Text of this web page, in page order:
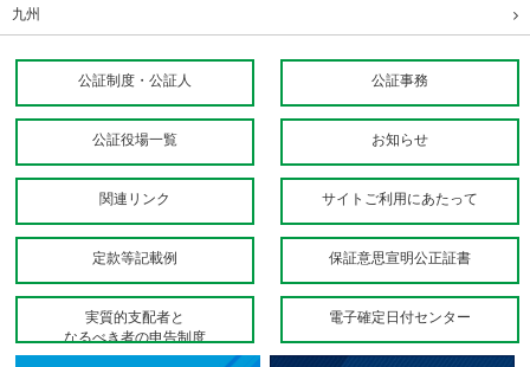
九州
公証制度・公証人 公証事務
公証役場一覧 お知らせ
関連リンク サイトご利用にあたって
定款等記載例 保証意思宣明公正証書
実質的支配者と
なるべき者の申告制度
電子確定日付センター